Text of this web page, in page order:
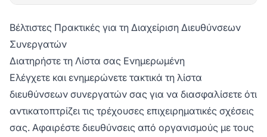
Βέλτιστες Πρακτικές για τη Διαχείριση Διευθύνσεων
Συνεργατών
Διατηρήστε τη Λίστα σας Ενημερωμένη
Ελέγχετε και ενημερώνετε τακτικά τη λίστα
διευθύνσεων συνεργατών σας για να διασφαλίσετε ότι
αντικατοπτρίζει τις τρέχουσες επιχειρηματικές σχέσεις
σας. Αφαιρέστε διευθύνσεις από οργανισμούς με τους